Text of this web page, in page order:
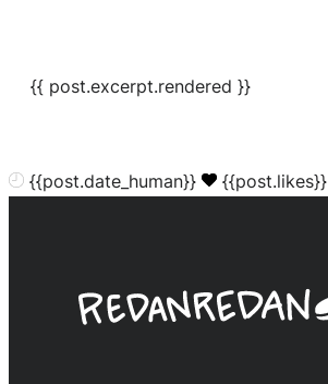
{{ post.excerpt.rendered }}
{{post.date_human}} {{post.likes}}
Linda
Saukko-